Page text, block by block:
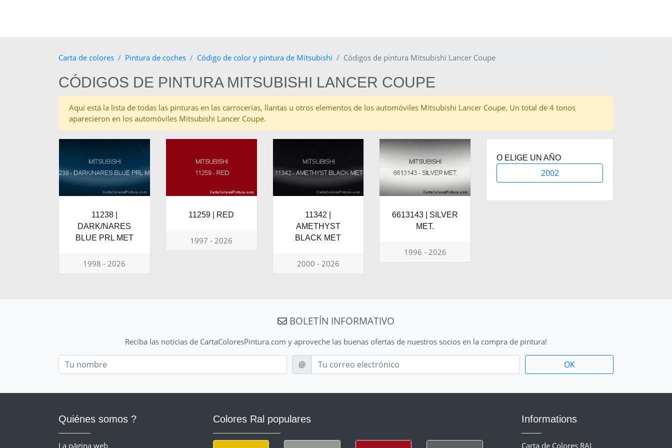
Carta de colores Pintura de coches Código de color y pintura de Mitsubishi Códigos de pintura Mitsubishi Lancer Coupe
CÓDIGOS DE PINTURA MITSUBISHI LANCER COUPE
Aquí está la lista de todas las pinturas en las carrocerías, llantas u otros elementos de los automóviles Mitsubishi Lancer Coupe. Un total de 4 tonos
aparecieron en los automóviles Mitsubishi Lancer Coupe.
11238 |
DARK/NARES
BLUE PRL MET
1998 - 2026
11259 | RED
1997 - 2026
11342 |
AMETHYST
BLACK MET
2000 - 2026
6613143 | SILVER
MET.
1996 - 2026
O ELIGE UN AÑO
2002
BOLETÍN INFORMATIVO
Reciba las noticias de CartaColoresPintura.com y aproveche las buenas ofertas de nuestros socios en la compra de pintura!
Nom
E-mail
@
Quiénes somos ?
La página web
Colores Ral populares Informations
Carta de Colores RAL